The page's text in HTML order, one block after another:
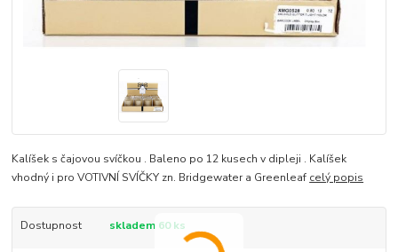
Kalíšek s čajovou svíčkou . Baleno po 12 kusech v dipleji . Kalíšek
vhodný i pro VOTIVNÍ SVÍČKY zn. Bridgewater a Greenleaf celý popis
Dostupnost skladem 60 ks